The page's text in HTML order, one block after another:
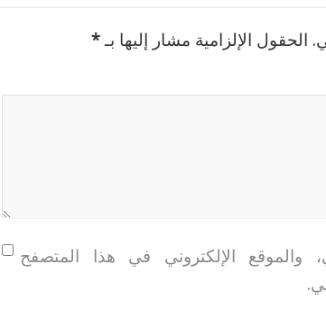
الحقول الإلزامية مشار إليها بـ*
والموقع الإلكتروني في هذا المتصفح